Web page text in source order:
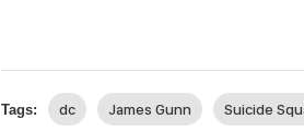
Tags: dc James Gunn Suicide